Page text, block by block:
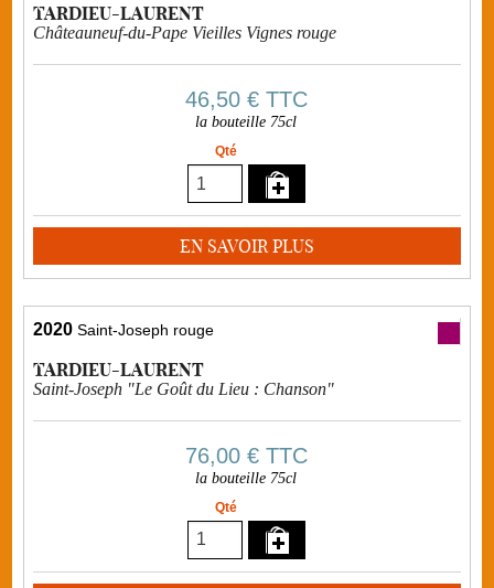
TARDIEU-LAURENT
Châteauneuf-du-Pape Vieilles Vignes rouge
46,50 €TTC
la bouteille 75cl
Qté
EN SAVOIR PLUS
2020 Saint-Joseph rouge
TARDIEU-LAURENT
Saint-Joseph "Le Goût du Lieu : Chanson"
76,00 €TTC
la bouteille 75cl
Qté